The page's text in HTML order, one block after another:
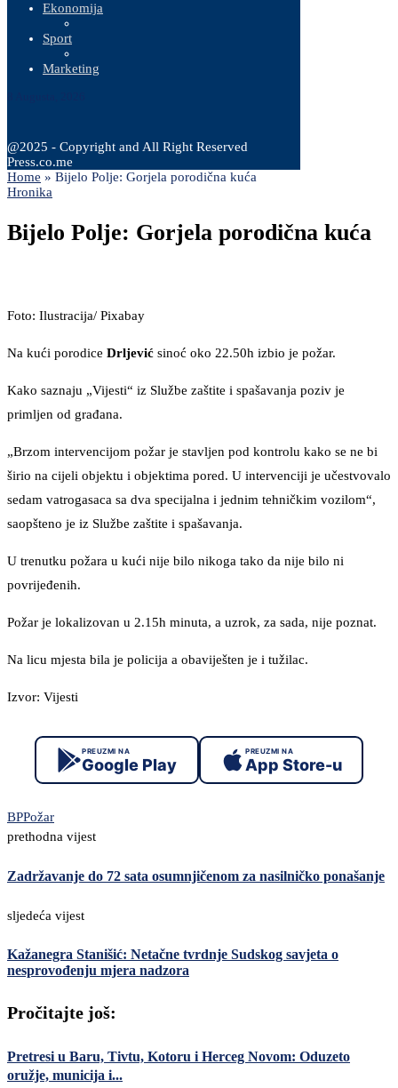
Ekonomija
Sport
Marketing
@2025 - Copyright and All Right Reserved
Press.co.me
Home » Bijelo Polje: Gorjela porodična kuća
Hronika
Bijelo Polje: Gorjela porodična kuća
Foto: Ilustracija/ Pixabay
Na kući porodice Drljević sinoć oko 22.50h izbio je požar.
Kako saznaju „Vijesti“ iz Službe zaštite i spašavanja poziv je
primljen od građana.
„Brzom intervencijom požar je stavljen pod kontrolu kako se ne bi
širio na cijeli objektu i objektima pored. U intervenciji je učestvovalo
sedam vatrogasaca sa dva specijalna i jednim tehničkim vozilom“,
saopšteno je iz Službe zaštite i spašavanja.
U trenutku požara u kući nije bilo nikoga tako da nije bilo ni
povrijeđenih.
Požar je lokalizovan u 2.15h minuta, a uzrok, za sada, nije poznat.
Na licu mjesta bila je policija a obaviješten je i tužilac.
Izvor: Vijesti
PREUZMI NA
Google Play
PREUZMI NA
App Store-u
BPPožar
prethodna vijest
Zadržavanje do 72 sata osumnjičenom za nasilničko ponašanje
sljedeća vijest
Kažanegra Stanišić: Netačne tvrdnje Sudskog savjeta o
nesprovođenju mjera nadzora
Pročitajte još:
Pretresi u Baru, Tivtu, Kotoru i Herceg Novom: Oduzeto
oružje, municija i...